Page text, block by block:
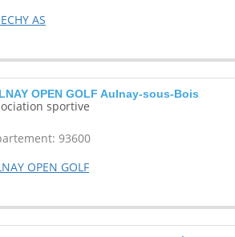
AS
OPEN GOLF Aulnay-sous-Bois
sportive
93600
OPEN GOLF